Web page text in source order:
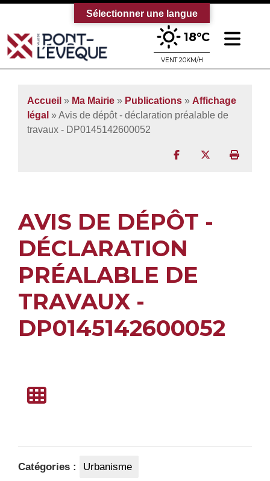
Bienvenue sur le site officiel de la
18°C
VENT 20KM/H
Accueil » Ma Mairie » Publications » Affichage
légal » Avis de dépôt - déclaration préalable de
travaux - DP0145142600052
Partager surPartager sur
AVIS DE DÉPÔT -
DÉCLARATION
PRÉALABLE DE
TRAVAUX -
DP0145142600052
Catégories : Urbanisme
Sélectionner une langue